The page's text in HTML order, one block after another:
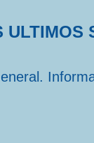
ULTIMOS